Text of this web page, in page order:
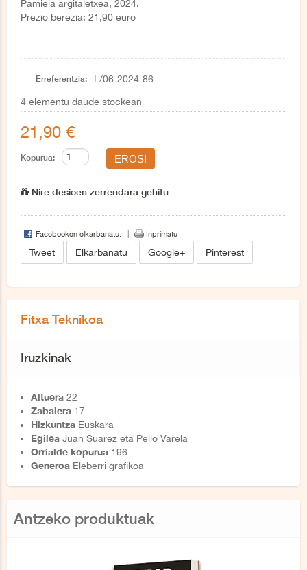
Pamiela argitaletxea, 2024.
Prezio berezia: 21,90 euro
Erreferentzia: L/06-2024-86
4 elementu daude stockean
21,90 €
Kopurua:
Nire desioen zerrendara gehitu
Facebooken elkarbanatu. Inprimatu
Tweet Elkarbanatu Google+ Pinterest
Fitxa Teknikoa
Iruzkinak
Altuera 22
Zabalera 17
Hizkuntza Euskara
Egilea Juan Suarez eta Pello Varela
Orrialde kopurua 196
Generoa Eleberri grafikoa
Antzeko produktuak